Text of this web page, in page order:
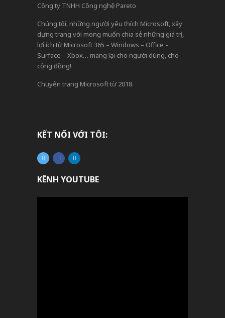
Công ty TNHH Công nghệ Pareto
Chúng tôi, những người yêu thích Microsoft, xây
dựng trang với mong muốn chia sẻ những giá trị,
lợi ích từ Microsoft 365 – Windows – Office –
Surface – Xbox… mang lại cho người dùng, cho
cộng đồng!
Chuyên trang Microsoft từ 2018.
KẾT NỐI VỚI TÔI:
KÊNH YOUTUBE